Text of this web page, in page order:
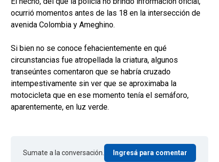
ocurrió momentos antes de las 18 en la intersección de
avenida Colombia y Ameghino.
Si bien no se conoce fehacientemente en qué
circunstancias fue atropellada la criatura, algunos
transeúntes comentaron que se habría cruzado
intempestivamente sin ver que se aproximaba la
motocicleta que en ese momento tenía el semáforo,
aparentemente, en luz verde.
Sumate a la conversación. Ingresá para comentar